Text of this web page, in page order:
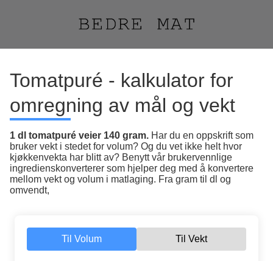
Tomatpuré - kalkulator for
omregning av mål og vekt
1 dl tomatpuré veier 140 gram. Har du en oppskrift som
bruker vekt i stedet for volum? Og du vet ikke helt hvor
kjøkkenvekta har blitt av? Benytt vår brukervennlige
ingredienskonverterer som hjelper deg med å konvertere
mellom vekt og volum i matlaging. Fra gram til dl og
omvendt,
Til Volum Til Vekt